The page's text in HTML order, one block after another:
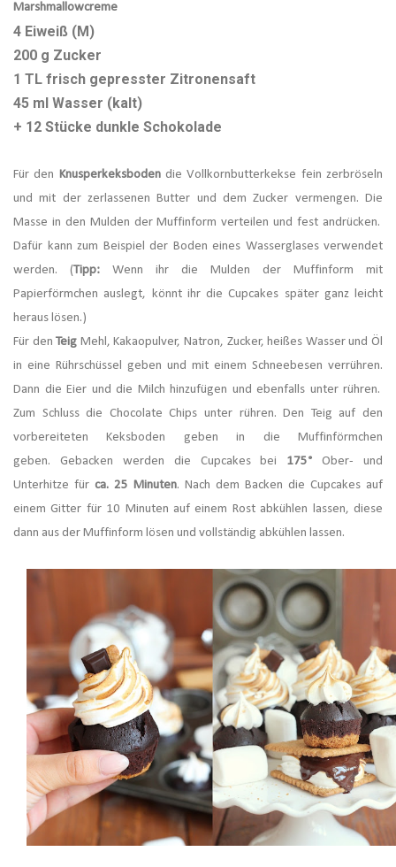
Marshmallowcreme
4 Eiweiß (M)
200 g Zucker
1 TL frisch gepresster Zitronensaft
45 ml Wasser (kalt)
+ 12 Stücke dunkle Schokolade
Für den Knusperkeksbodendie Vollkornbutterkekse fein zerbröseln
und mit der zerlassenen Butter und dem Zucker vermengen. Die
Masse in den Mulden der Muffinform verteilen und fest andrücken.
Dafür kann zum Beispiel der Boden eines Wasserglases verwendet
werden. (Tipp: Wenn ihr die Mulden der Muffinform mit
Papierförmchen auslegt, könnt ihr die Cupcakes später ganz leicht
heraus lösen.)
Für denTeig Mehl, Kakaopulver, Natron, Zucker, heißes Wasser und Öl
in eine Rührschüssel geben und mit einem Schneebesen verrühren.
Dann die Eier und die Milch hinzufügen und ebenfalls unter rühren.
Zum Schluss die Chocolate Chips unter rühren. Den Teig auf den
vorbereiteten Keksboden geben in die Muffinförmchen
geben. Gebacken werden die Cupcakes bei 175° Ober- und
Unterhitze für ca. 25 Minuten. Nach dem Backen die Cupcakes auf
einem Gitter für 10 Minuten auf einem Rost abkühlen lassen, diese
dann aus der Muffinform lösen und vollständig abkühlen lassen.